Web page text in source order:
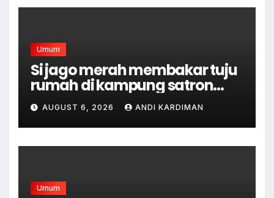
Umum
Si jago merah membakar tuju
rumah di kampung satron
sodonghilir .
AUGUST 6, 2026 ANDI KARDIMAN
Umum